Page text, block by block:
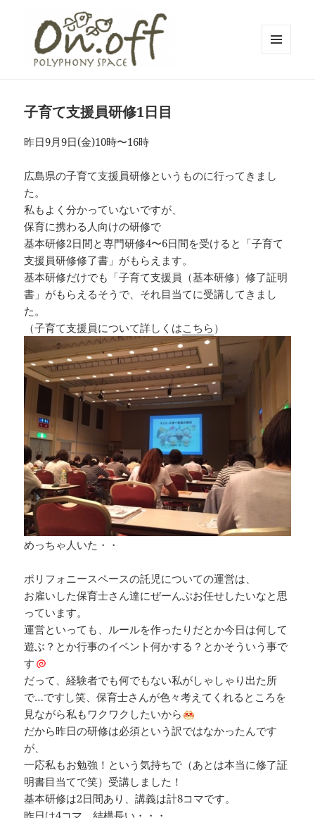
ニースペースオンオフ | 子どもと一
付きリフレッシュ空間・コワーキン
グスペース・シェアスペース・レン
タルスペース・一時預かり保育 | 子
連れでリフレッシュ*カフェのように
くつろぐ*親子イベントも
子育て支援員研修1日目
昨日9月9日(金)10時〜16時
広島県の子育て支援員研修というものに行ってきまし
た。
私もよく分かっていないですが、
保育に携わる人向けの研修で
基本研修2日間と専門研修4〜6日間を受けると「子育て
支援員研修修了書」がもらえます。
基本研修だけでも「子育て支援員（基本研修）修了証明
書」がもらえるそうで、それ目当てに受講してきまし
た。
（子育て支援員について詳しくはこちら ）
めっちゃ人いた・・
ポリフォニースペースの託児についての運営は、
お雇いした保育士さん達にぜーんぶお任せしたいなと思
っています。
運営といっても、ルールを作ったりだとか今日は何して
遊ぶ？とか行事のイベント何かする？とかそういう事で
す
だって、経験者でも何でもない私がしゃしゃり出た所
で…ですし笑、保育士さんが色々考えてくれるところを
見ながら私もワクワクしたいから
だから昨日の研修は必須という訳ではなかったんです
が、
一応私もお勉強！という気持ちで（あとは本当に修了証
明書目当てで笑）受講しました！
基本研修は2日間あり、講義は計8コマです。